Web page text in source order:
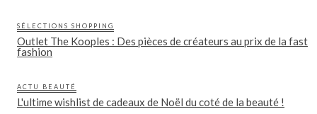
SÉLECTIONS SHOPPING
Outlet The Kooples : Des pièces de créateurs au prix de la fast
fashion
ACTU BEAUTÉ
L'ultime wishlist de cadeaux de Noël du coté de la beauté !